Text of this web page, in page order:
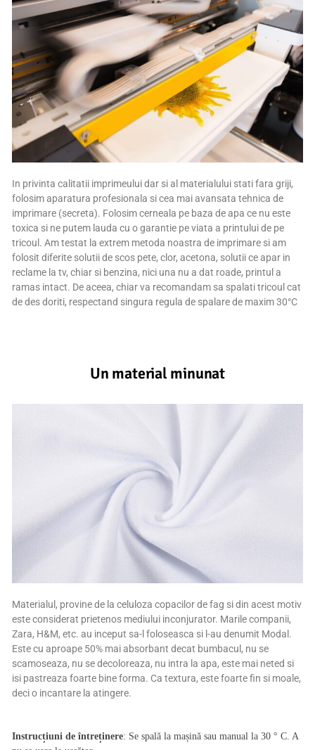
In privinta calitatii imprimeului dar si al materialului stati fara griji,
folosim aparatura profesionala si cea mai avansata tehnica de
imprimare (secreta). Folosim cerneala pe baza de apa ce nu este
toxica si ne putem lauda cu o garantie pe viata a printului de pe
tricoul. Am testat la extrem metoda noastra de imprimare si am
folosit diferite solutii de scos pete, clor, acetona, solutii ce apar in
reclame la tv, chiar si benzina, nici una nu a dat roade, printul a
ramas intact. De aceea, chiar va recomandam sa spalati tricoul cat
de des doriti, respectand singura regula de spalare de maxim 30°C
Un material minunat
Materialul, provine de la celuloza copacilor de fag si din acest motiv
este considerat prietenos mediului inconjurator. Marile companii,
Zara, H&M, etc. au inceput sa-l foloseasca si l-au denumit Modal.
Este cu aproape 50% mai absorbant decat bumbacul, nu se
scamoseaza, nu se decoloreaza, nu intra la apa, este mai neted si
isi pastreaza foarte bine forma. Ca textura, este foarte fin si moale,
deci o incantare la atingere.
Instrucțiuni de întreținere: Se spală la mașină sau manual la 30 ° C. A